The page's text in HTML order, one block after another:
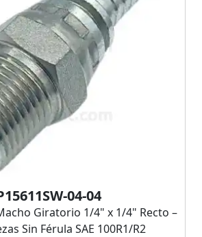
04-04
Giratorio 1/4" x 1/4" Recto –
Sin Férula SAE 100R1/R2